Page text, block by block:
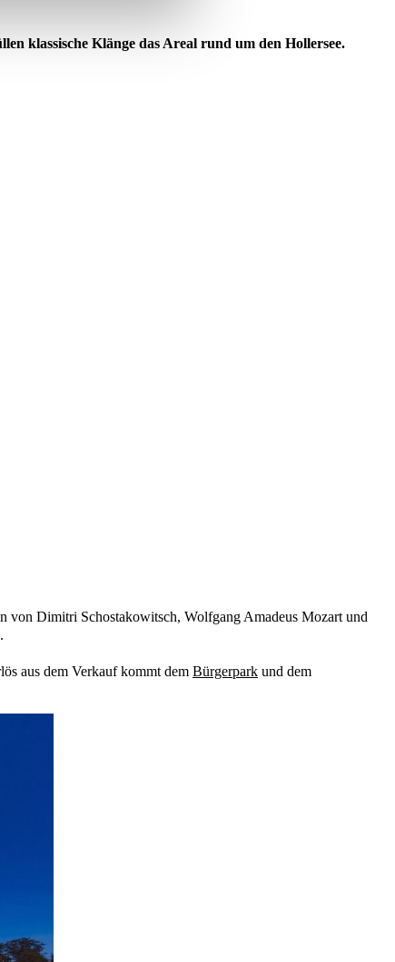
klassische Klänge das Areal rund um den Hollersee.
von Dimitri Schostakowitsch, Wolfgang Amadeus Mozart und
aus dem Verkauf kommt dem Bürgerpark und dem